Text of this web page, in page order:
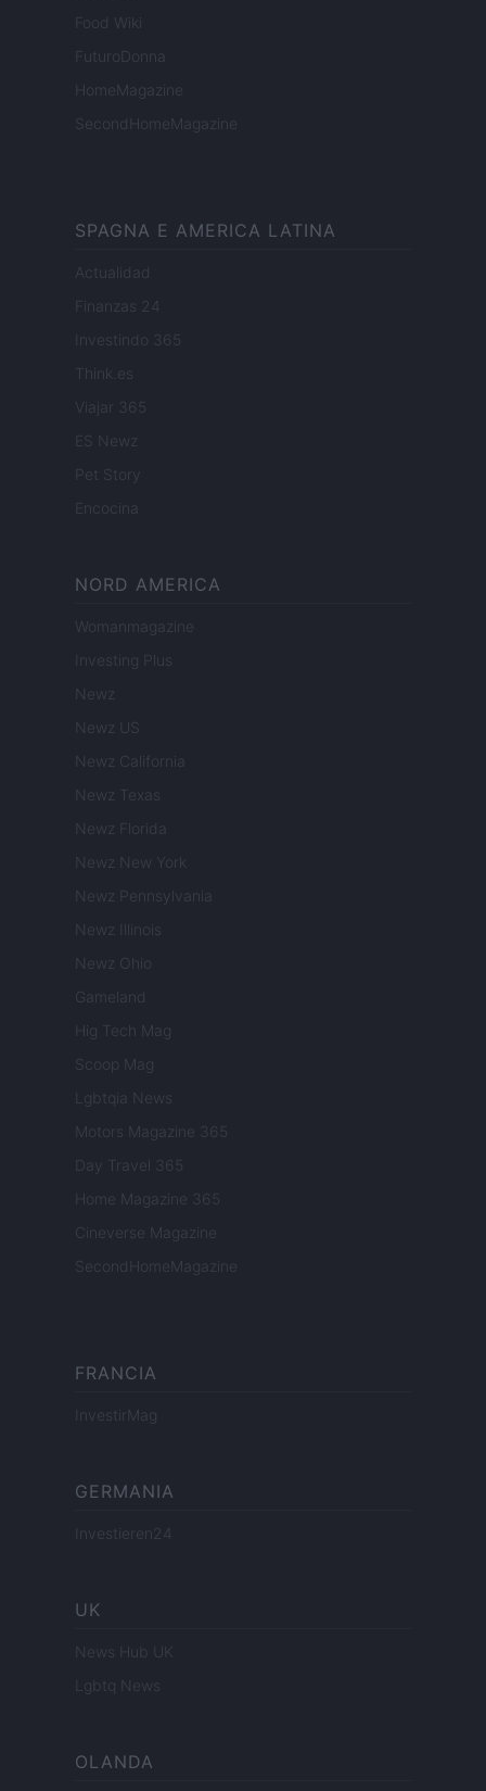
Food Wiki
FuturoDonna
HomeMagazine
SecondHomeMagazine
SPAGNA E AMERICA LATINA
Actualidad
Finanzas 24
Investindo 365
Think.es
Viajar 365
ES Newz
Pet Story
Encocina
NORD AMERICA
Womanmagazine
Investing Plus
Newz
Newz US
Newz California
Newz Texas
Newz Florida
Newz New York
Newz Pennsylvania
Newz Illinois
Newz Ohio
Gameland
Hig Tech Mag
Scoop Mag
Lgbtqia News
Motors Magazine 365
Day Travel 365
Home Magazine 365
Cineverse Magazine
SecondHomeMagazine
FRANCIA
InvestirMag
GERMANIA
Investieren24
UK
News Hub UK
Lgbtq News
OLANDA